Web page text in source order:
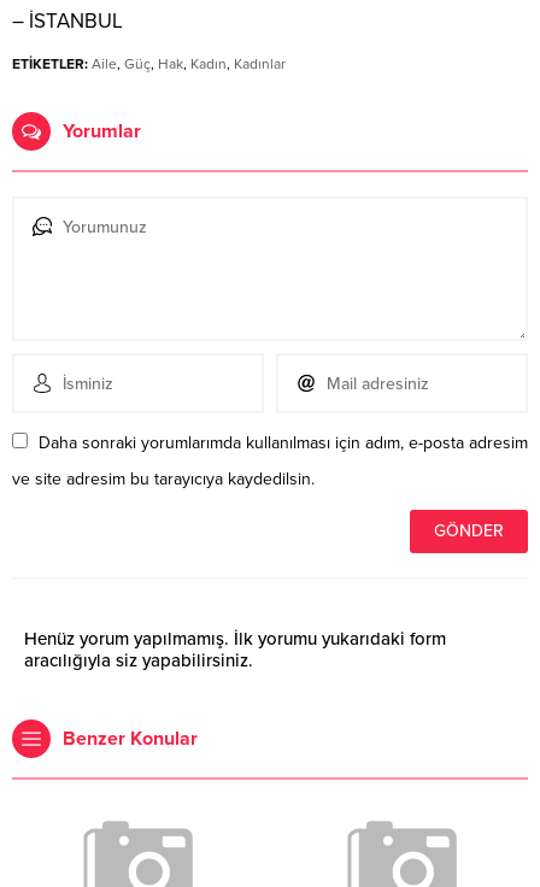
– İSTANBUL
ETİKETLER: Aile, Güç, Hak, Kadın, Kadınlar
Yorumlar
Daha sonraki yorumlarımda kullanılması için adım, e-posta adresim
ve site adresim bu tarayıcıya kaydedilsin.
Henüz yorum yapılmamış. İlk yorumu yukarıdaki form
aracılığıyla siz yapabilirsiniz.
Benzer Konular